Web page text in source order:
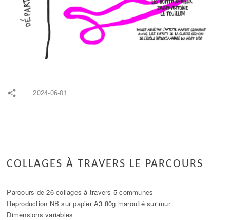
2024-06-01
COLLAGES À TRAVERS LE PARCOURS
Parcours de 26 collages à travers 5 communes
Reproduction NB sur papier A3 80g marouflé sur mur
Dimensions variables